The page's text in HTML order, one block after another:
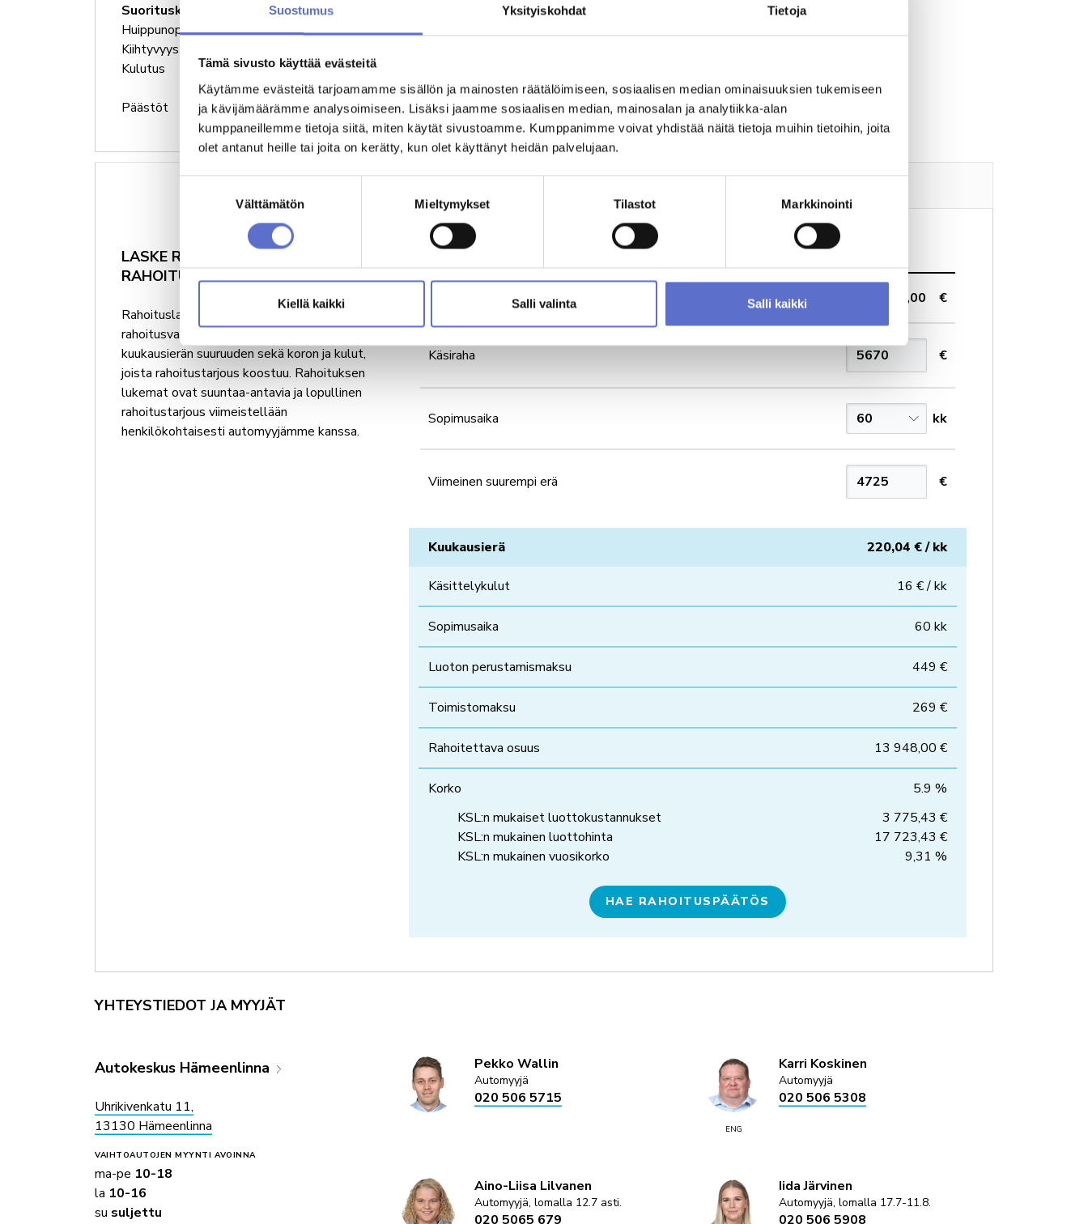
Suostumus Yksityiskohdat Tietoja
Tämä sivusto käyttää evästeitä
Käytämme evästeitä tarjoamamme sisällön ja mainosten räätälöimiseen, sosiaalisen median ominaisuuksien tukemiseen
ja kävijämäärämme analysoimiseen. Lisäksi jaamme sosiaalisen median, mainosalan ja analytiikka-alan
kumppaneillemme tietoja siitä, miten käytät sivustoamme. Kumppanimme voivat yhdistää näitä tietoja muihin tietoihin, joita
olet antanut heille tai joita on kerätty, kun olet käyttänyt heidän palvelujaan.
Välttämätön Mieltymykset Tilastot Markkinointi
Kiellä kaikki Salli valinta Salli kaikki
Suorituskyky
Huippunopeus
198 km/h
Kiihtyvyys 0-100 km/h
Kulutus
yhdistetty 6.6 l/km
Päästöt
CO₂ 160 g/km, CO 27.6 g/km, HC 0 g/km,
NOx 39.1 g/km
LASKE RAHOITUSARVIO JA HAE
RAHOITUSPÄÄTÖS AUTOLLE
Rahoituslaskurilla voit suunnitella
rahoitusvaihtoehtoja autolle. Näet laskelmasta
kuukausierän suuruuden sekä koron ja kulut,
joista rahoitustarjous koostuu. Rahoituksen
lukemat ovat suuntaa-antavia ja lopullinen
rahoitustarjous viimeistellään
henkilökohtaisesti automyyjämme kanssa.
Laske rahoitustarjous
18 900,00 €
Käsiraha €
Sopimusaika 60 kk
Viimeinen suurempi erä €
Kuukausierä 220,04 € / kk
Käsittelykulut 16 € / kk
Sopimusaika 60 kk
Luoton perustamismaksu 449 €
Toimistomaksu 269 €
Rahoitettava osuus 13 948,00 €
Korko
5.9 %
KSL:n mukaiset luottokustannukset
3 775,43 €
KSL:n mukainen luottohinta
17 723,43 €
KSL:n mukainen vuosikorko
9,31 %
HAE RAHOITUSPÄÄTÖS
YHTEYSTIEDOT JA MYYJÄT
Autokeskus Hämeenlinna
Uhrikivenkatu 11,
13130 Hämeenlinna
VAIHTOAUTOJEN MYYNTI AVOINNA
ma-pe 10-18
la 10-16
su suljettu
Pekko Wallin
Automyyjä
020 506 5715
ENG
Karri Koskinen
Automyyjä
020 506 5308
Aino-Liisa Lilvanen
Automyyjä, lomalla 12.7 asti.
020 5065 679
Iida Järvinen
Automyyjä, lomalla 17.7-11.8.
020 506 5908